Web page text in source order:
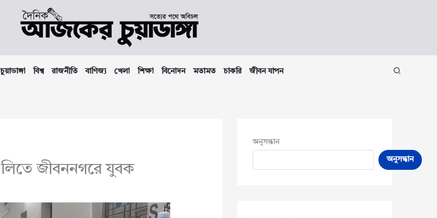
চুয়াডাঙ্গা বিশ্ব রাজনীতি বাণিজ্য খেলা শিক্ষা বিনোদন মতামত চাকরি জীবন যাপন
জীবননগরে যুবক
অনুসন্ধান
অনুসন্ধান